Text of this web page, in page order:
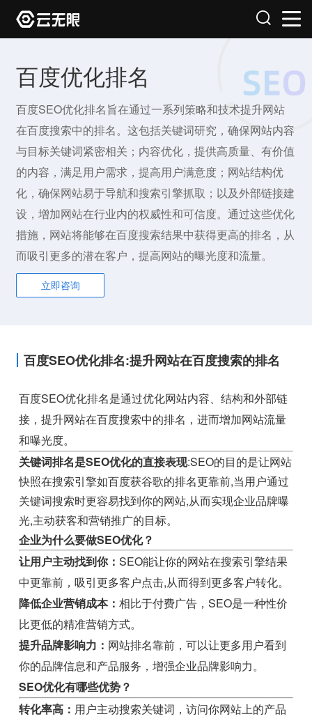
百度优化排名
百度SEO优化排名旨在通过一系列策略和技术提升网站
在百度搜索中的排名。这包括关键词研究，确保网站内容
与目标关键词紧密相关；内容优化，提供高质量、有价值
的内容，满足用户需求，提高用户满意度；网站结构优
化，确保网站易于导航和搜索引擎抓取；以及外部链接建
设，增加网站在行业内的权威性和可信度。通过这些优化
措施，网站将能够在百度搜索结果中获得更高的排名，从
而吸引更多的潜在客户，提高网站的曝光度和流量。
立即咨询
百度SEO优化排名:提升网站在百度搜索的排名
百度SEO优化排名是通过优化网站内容、结构和外部链
接，提升网站在百度搜索中的排名，进而增加网站流量
和曝光度。
关键词排名是SEO优化的直接表现:SEO的目的是让网站
快照在搜索引擎如百度获谷歌的排名更靠前,当用户通过
关键词搜索时更容易找到你的网站,从而实现企业品牌曝
光,主动获客和营销推广的目标。
企业为什么要做SEO优化？
让用户主动找到你：SEO能让你的网站在搜索引擎结果
中更靠前，吸引更多客户点击,从而得到更多客户转化。
降低企业营销成本：相比于付费广告，SEO是一种性价
比更低的精准营销方式。
提升品牌影响力： 网站排名靠前，可以让更多用户看到
你的品牌信息和产品服务，增强企业品牌影响力。
SEO优化有哪些优势？
转化率高： 用户主动搜索关键词，访问你网站上的产品